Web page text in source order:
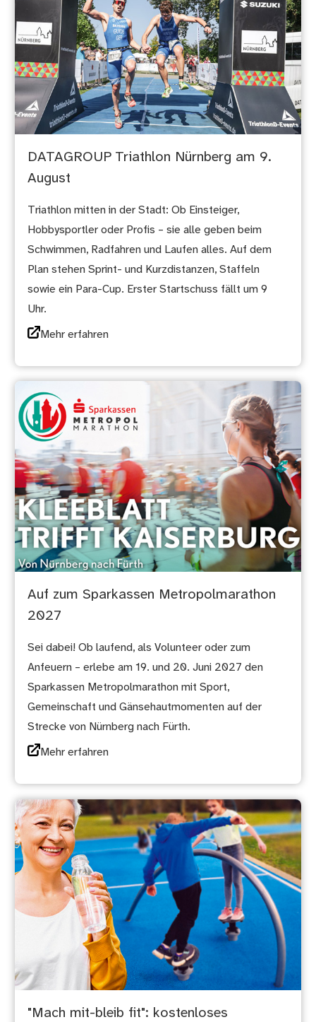
DATAGROUP Triathlon Nürnberg am 9.
August
Triathlon mitten in der Stadt: Ob Einsteiger,
Hobbysportler oder Profis – sie alle geben beim
Schwimmen, Radfahren und Laufen alles. Auf dem
Plan stehen Sprint- und Kurzdistanzen, Staffeln
sowie ein Para-Cup. Erster Startschuss fällt um 9
Uhr.
Mehr erfahren
Auf zum Sparkassen Metropolmarathon
2027
Sei dabei! Ob laufend, als Volunteer oder zum
Anfeuern – erlebe am 19. und 20. Juni 2027 den
Sparkassen Metropolmarathon mit Sport,
Gemeinschaft und Gänsehautmomenten auf der
Strecke von Nürnberg nach Fürth.
Mehr erfahren
"Mach mit-bleib fit": kostenloses